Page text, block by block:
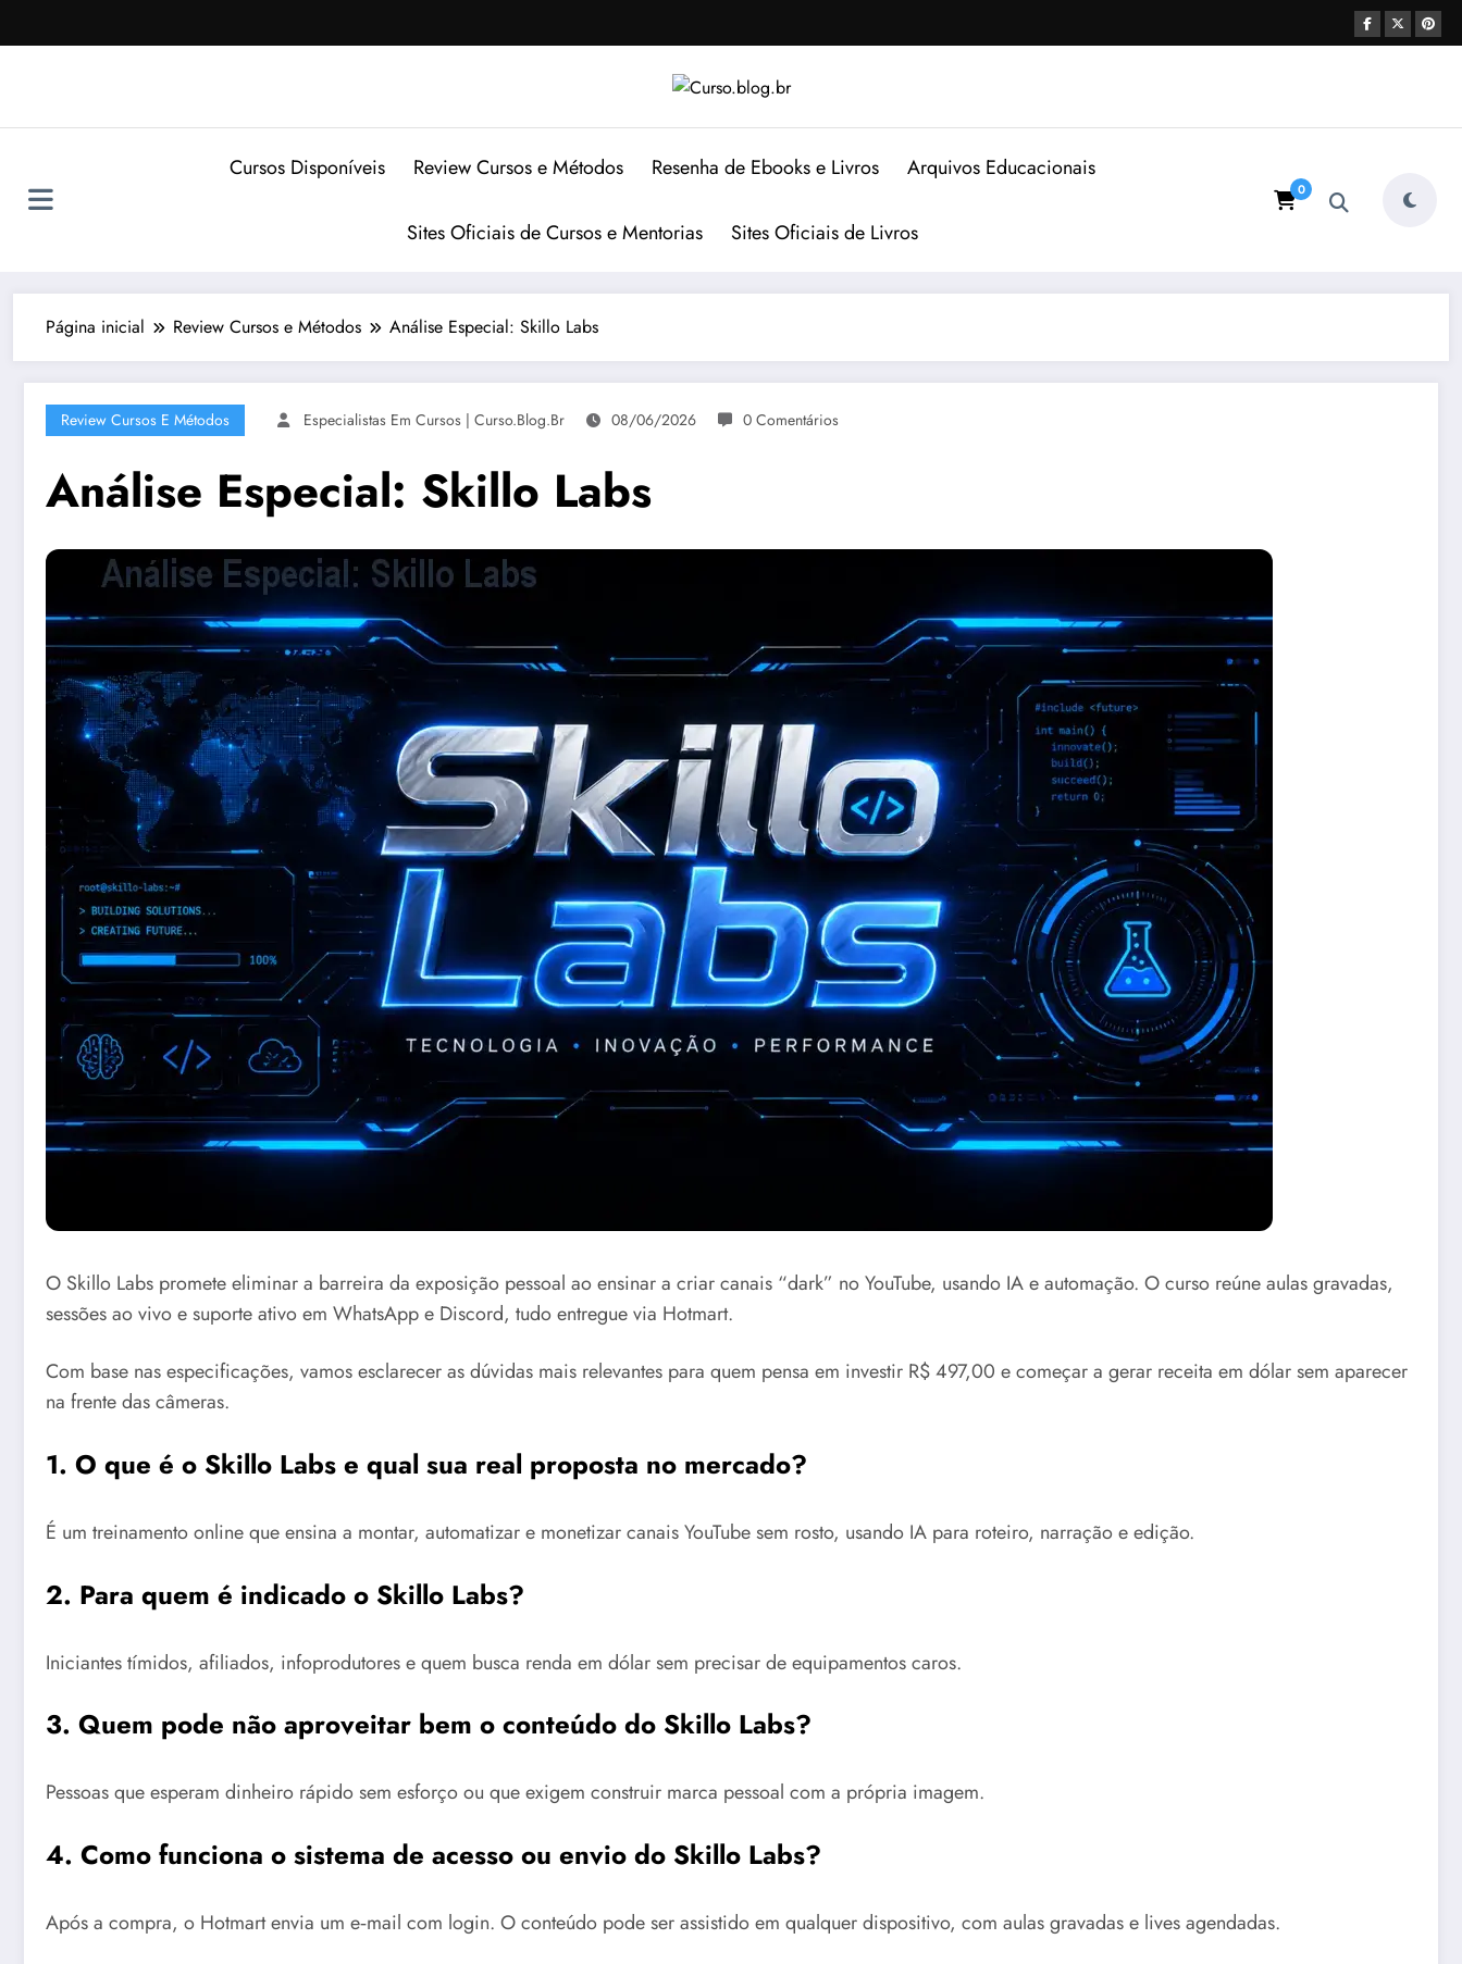
para
Cursos Disponíveis Review Cursos e Métodos Resenha de Ebooks e Livros Arquivos Educacionais
Sites Oficiais de Cursos e Mentorias Sites Oficiais de Livros
0
Página inicial Review Cursos e Métodos Análise Especial: Skillo Labs
Review Cursos E Métodos Especialistas Em Cursos | Curso.blog.br 08/06/2026 0 Comentários
Análise Especial: Skillo Labs
O Skillo Labs promete eliminar a barreira da exposição pessoal ao ensinar a criar canais “dark” no YouTube, usando IA e automação. O curso reúne aulas gravadas,
sessões ao vivo e suporte ativo em WhatsApp e Discord, tudo entregue via Hotmart.
Com base nas especificações, vamos esclarecer as dúvidas mais relevantes para quem pensa em investir R$ 497,00 e começar a gerar receita em dólar sem aparecer
na frente das câmeras.
1. O que é o Skillo Labs e qual sua real proposta no mercado?
É um treinamento online que ensina a montar, automatizar e monetizar canais YouTube sem rosto, usando IA para roteiro, narração e edição.
2. Para quem é indicado o Skillo Labs?
Iniciantes tímidos, afiliados, infoprodutores e quem busca renda em dólar sem precisar de equipamentos caros.
3. Quem pode não aproveitar bem o conteúdo do Skillo Labs?
Pessoas que esperam dinheiro rápido sem esforço ou que exigem construir marca pessoal com a própria imagem.
4. Como funciona o sistema de acesso ou envio do Skillo Labs?
Após a compra, o Hotmart envia um e‑mail com login. O conteúdo pode ser assistido em qualquer dispositivo, com aulas gravadas e lives agendadas.